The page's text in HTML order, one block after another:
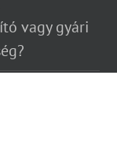
vagy gyári